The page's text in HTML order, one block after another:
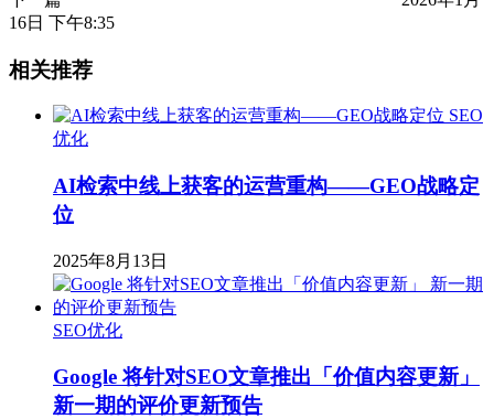
16日 下午8:35
相关推荐
SEO
优化
AI检索中线上获客的运营重构——GEO战略定
位
2025年8月13日
SEO优化
Google 将针对SEO文章推出「价值内容更新」
新一期的评价更新预告